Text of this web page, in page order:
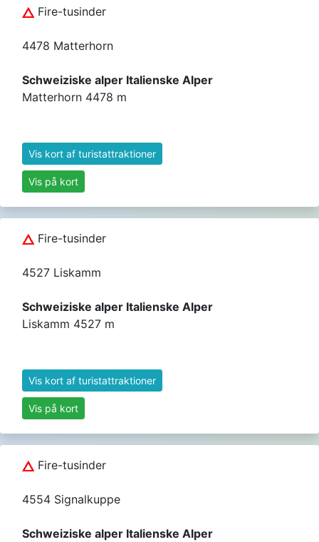
Fire-tusinder
4478 Matterhorn
Schweiziske alper Italienske Alper
Matterhorn 4478 m
Vis kort af turistattraktioner
Vis på kort
Fire-tusinder
4527 Liskamm
Schweiziske alper Italienske Alper
Liskamm 4527 m
Vis kort af turistattraktioner
Vis på kort
Fire-tusinder
4554 Signalkuppe
Schweiziske alper Italienske Alper